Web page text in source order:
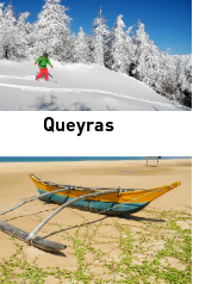
Queyras